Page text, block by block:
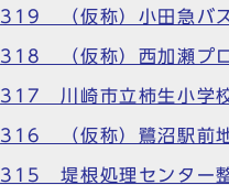
319 （仮称）小田急バス
318 （仮称）西加瀬プ
317 川崎市立柿生小学校
316 （仮称）鷺沼駅前地
315 堤根処理センター